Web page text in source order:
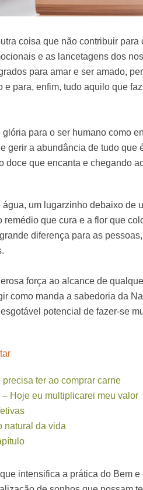
coisa que não contribuir
e as lancetagens dos
para amar e ser amado,
e para, enfim, tudo aquilo que
para o ser humano como
gerir a abundância de tudo que
doce que encanta e chegando
água, um lugarzinho debaixo de
remédio que cura e a flor que
diferença para as
força ao alcance de
como manda a sabedoria da
potencial de fazer-se
ter ao comprar carne
Hoje eu multiplicarei meu valor
natural da vida
intensifica a prática do Bem